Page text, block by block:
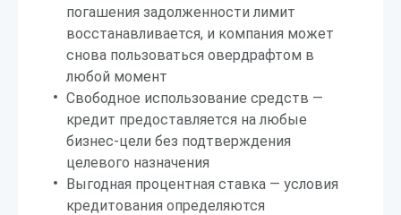
погашения задолженности лимит
восстанавливается, и компания может
снова пользоваться овердрафтом в
любой момент
Свободное использование средств —
кредит предоставляется на любые
бизнес-цели без подтверждения
целевого назначения
Выгодная процентная ставка — условия
кредитования определяются